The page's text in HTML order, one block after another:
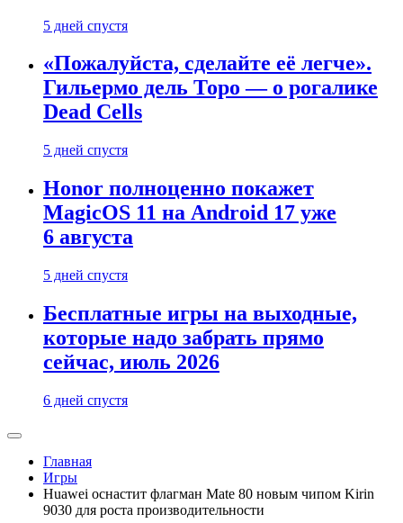
5 дней спустя
«Пожалуйста, сделайте её легче».
Гильермо дель Торо — о рогалике
Dead Cells
5 дней спустя
Honor полноценно покажет
MagicOS 11 на Android 17 уже
6 августа
5 дней спустя
Бесплатные игры на выходные,
которые надо забрать прямо
сейчас, июль 2026
6 дней спустя
Главная
Игры
Huawei оснастит флагман Mate 80 новым чипом Kirin
9030 для роста производительности